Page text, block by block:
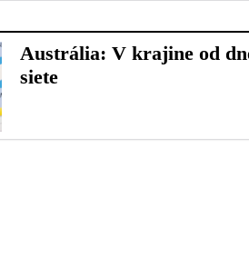
Austrália: V krajine od
siete